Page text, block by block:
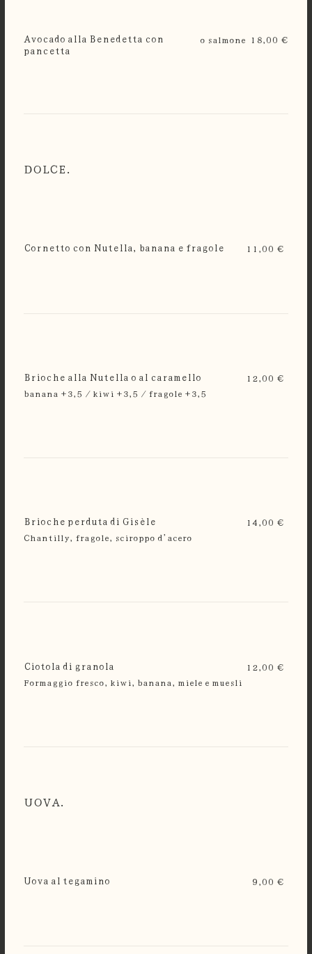
Avocado alla Benedetta con
pancetta
o salmone 18,00 €
DOLCE.
Cornetto con Nutella, banana e fragole 11,00 €
Brioche alla Nutella o al caramello
banana +3,5 / kiwi +3,5 / fragole +3,5
12,00 €
Brioche perduta di Gisèle
Chantilly, fragole, sciroppo d’acero
14,00 €
Ciotola di granola
Formaggio fresco, kiwi, banana, miele e muesli
12,00 €
UOVA.
Uova al tegamino 9,00 €